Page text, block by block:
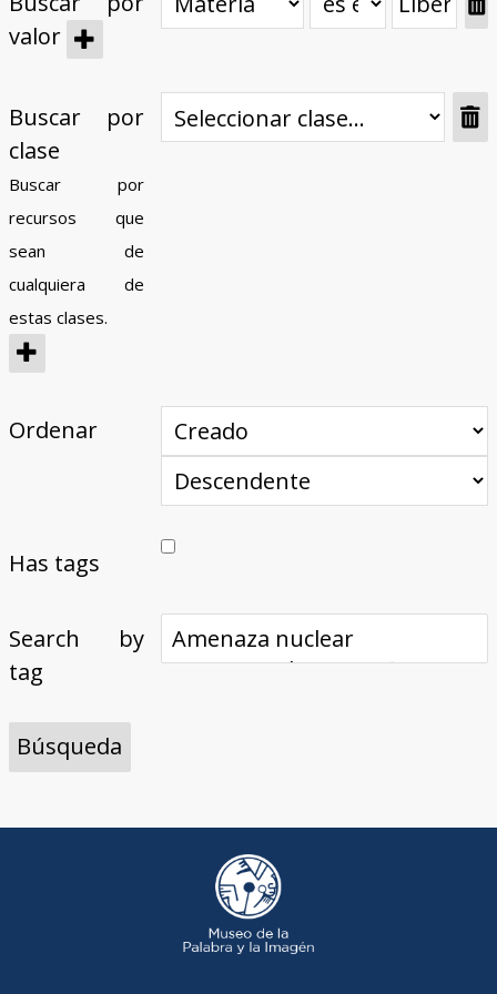
valor
Buscar por
clase
Buscar por
recursos que
sean de
cualquiera de
estas clases.
Ordenar
Has tags
Search by
tag